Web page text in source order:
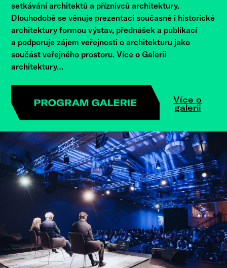
setkávání architektů a příznivců architektury.
Dlouhodobě se věnuje prezentaci současné i historické
architektury formou výstav, přednášek a publikací
a podporuje zájem veřejnosti o architekturu jako
součást veřejného prostoru. Více o Galerii
architektury…
Více o
galerii